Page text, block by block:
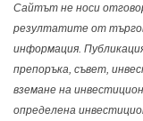
Сайтът не носи
резултатите от
информация.
препоръка, съвет,
вземане на
определена